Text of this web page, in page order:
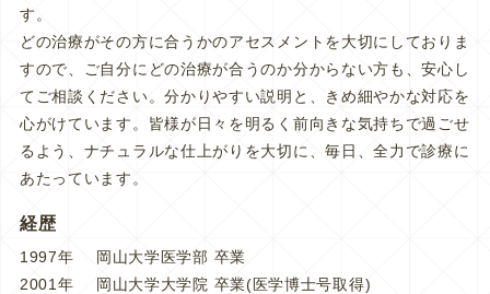
す。
どの治療がその方に合うかのアセスメントを大切にしておりま
すので、ご自分にどの治療が合うのか分からない方も、安心し
てご相談ください。分かりやすい説明と、きめ細やかな対応を
心がけています。皆様が日々を明るく前向きな気持ちで過ごせ
るよう、ナチュラルな仕上がりを大切に、毎日、全力で診療に
あたっています。
経歴
1997年
岡山大学医学部 卒業
2001年
岡山大学大学院 卒業(医学博士号取得)